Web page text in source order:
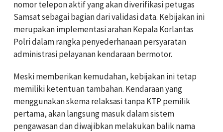
nomor telepon aktif yang akan diverifikasi petugas
Samsat sebagai bagian dari validasi data. Kebijakan ini
merupakan implementasi arahan Kepala Korlantas
Polri dalam rangka penyederhanaan persyaratan
administrasi pelayanan kendaraan bermotor.
Meski memberikan kemudahan, kebijakan ini tetap
memiliki ketentuan tambahan. Kendaraan yang
menggunakan skema relaksasi tanpa KTP pemilik
pertama, akan langsung masuk dalam sistem
pengawasan dan diwajibkan melakukan balik nama